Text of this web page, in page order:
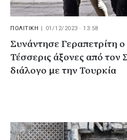
ΠΟΛΙΤΙΚΗ 01/12/2023 · 13:58
Συνάντησε Γεραπετρίτη
Τέσσερις άξονες από τον
διάλογο με την Τουρκία